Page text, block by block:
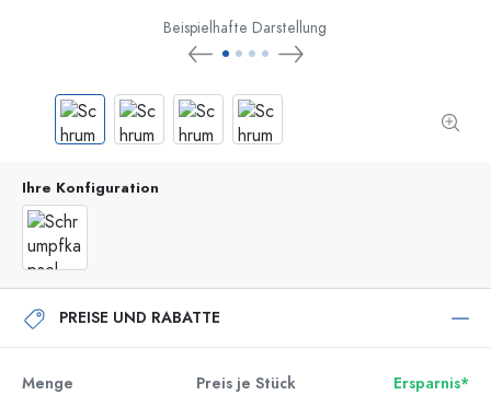
Beispielhafte Darstellung
Ihre Konfiguration
PREISE UND RABATTE
Menge Preis je Stück
Ersparnis*